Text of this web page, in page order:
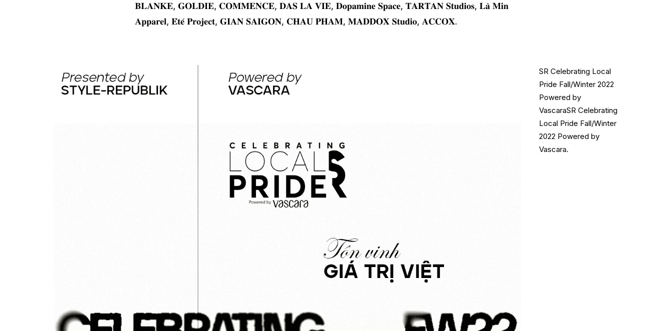
𝐁𝐋𝐀𝐍𝐊𝐄, 𝐆𝐎𝐋𝐃𝐈𝐄, 𝐂𝐎𝐌𝐌𝐄𝐍𝐂𝐄, 𝐃𝐀𝐒 𝐋𝐀 𝐕𝐈𝐄, 𝐃𝐨𝐩𝐚𝐦𝐢𝐧𝐞 𝐒𝐩𝐚𝐜𝐞, 𝐓𝐀𝐑𝐓𝐀𝐍 𝐒𝐭𝐮𝐝𝐢𝐨𝐬, 𝐋𝐚̀ 𝐌𝐢𝐧
𝐀𝐩𝐩𝐚𝐫𝐞𝐥, 𝐄́𝐭𝐞́ 𝐏𝐫𝐨𝐣𝐞𝐜𝐭, 𝐆𝐈𝐀𝐍 𝐒𝐀𝐈𝐆𝐎𝐍, 𝐂𝐇𝐀𝐔 𝐏𝐇𝐀𝐌, 𝐌𝐀𝐃𝐃𝐎𝐗 𝐒𝐭𝐮𝐝𝐢𝐨, 𝐀𝐂𝐂𝐎𝐗.
SR Celebrating Local
Pride Fall/Winter 2022
Powered by
VascaraSR Celebrating
Local Pride Fall/Winter
2022 Powered by
Vascara.